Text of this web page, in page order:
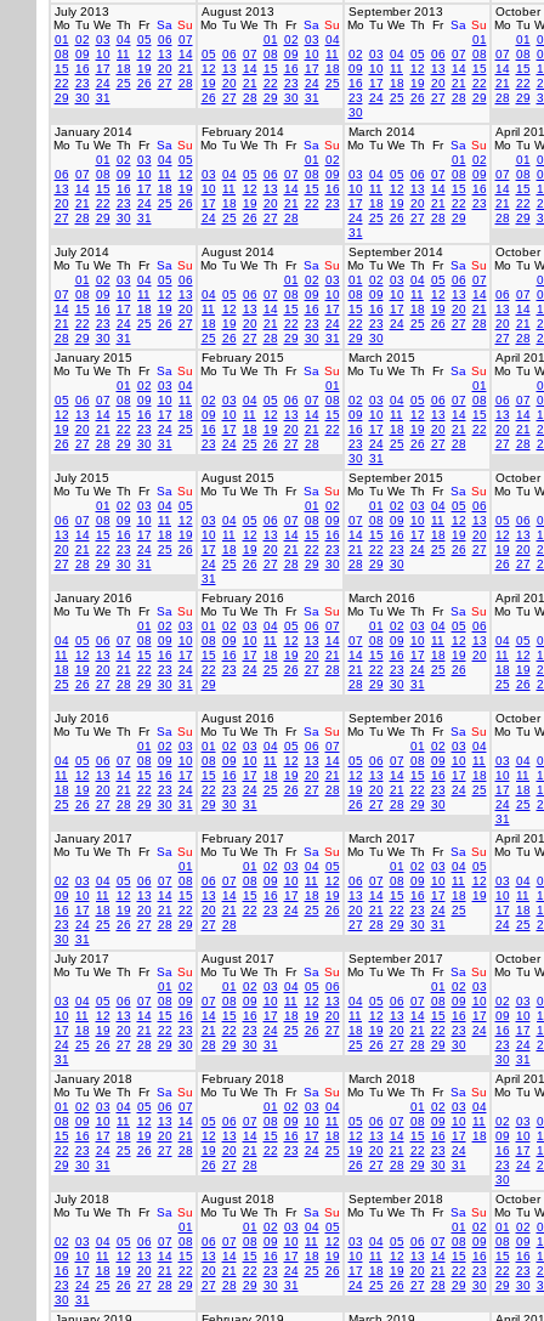
July 2013
Mo Tu We Th Fr Sa Su
01
02 03 04 05 06 07
08 09 10 11 12 13
14
15 16 17 18 19 20 21
22 23 24 25 26 27 28
29 30 31
August 2013
Mo Tu We Th Fr Sa Su
01
02 03 04
05 06 07 08 09 10 11
12
13 14 15 16 17
18
19 20 21 22 23 24 25
26 27 28 29 30 31
September 2013
Mo Tu We Th Fr Sa Su
01
02 03 04 05 06 07 08
09
10 11 12 13 14 15
16
17 18 19 20 21
22
23 24 25 26 27 28 29
30
October
Mo Tu
01
07 08
14 15
21
22
28 29
January 2014
Mo Tu We Th Fr Sa Su
01
02 03 04 05
06 07 08 09 10 11
12
13
14 15 16 17 18
19
20 21 22 23 24 25 26
27 28 29 30 31
February 2014
Mo Tu We Th Fr Sa Su
01
02
03 04 05 06 07 08 09
10 11 12 13 14 15 16
17
18 19 20 21 22 23
24 25 26 27 28
March 2014
Mo Tu We Th Fr Sa Su
01
02
03 04 05 06 07 08 09
10 11 12 13 14 15 16
17
18 19 20 21 22 23
24 25 26 27 28 29
31
April
Mo Tu
01
07 08
14 15
21
22
28 29
July 2014
Mo Tu We Th Fr Sa Su
01
02 03 04 05 06
07 08 09 10 11 12
13
14 15 16 17 18 19 20
21
22 23 24 25 26 27
28 29 30 31
August 2014
Mo Tu We Th Fr Sa Su
01
02 03
04 05 06 07 08 09
10
11
12 13 14 15 16
17
18
19 20 21 22 23 24
25 26 27 28 29 30 31
September 2014
Mo Tu We Th Fr Sa Su
01
02 03 04 05 06 07
08 09 10 11 12 13
14
15 16 17 18 19 20 21
22 23 24 25 26 27 28
29 30
October
Mo Tu
06 07
13
14
20 21
27 28
January 2015
Mo Tu We Th Fr Sa Su
01
02 03 04
05 06 07 08 09 10 11
12
13 14 15 16 17
18
19 20 21 22 23 24 25
26 27 28 29 30 31
February 2015
Mo Tu We Th Fr Sa Su
01
02 03 04 05 06 07 08
09
10 11 12 13 14 15
16
17 18 19 20 21
22
23 24 25 26 27 28
March 2015
Mo Tu We Th Fr Sa Su
01
02 03 04 05 06 07 08
09
10 11 12 13 14 15
16
17 18 19 20 21
22
23 24 25 26 27 28
30 31
April
Mo Tu
06 07
13
14
20 21
27 28
July 2015
Mo Tu We Th Fr Sa Su
01
02 03 04 05
06 07 08 09 10 11
12
13
14 15 16 17 18
19
20 21 22 23 24 25 26
27 28 29 30 31
August 2015
Mo Tu We Th Fr Sa Su
01
02
03 04 05 06 07 08 09
10 11 12 13 14 15 16
17
18 19 20 21 22 23
24 25 26 27 28 29 30
31
September 2015
Mo Tu We Th Fr Sa Su
01
02 03 04 05 06
07 08 09 10 11 12
13
14 15 16 17 18 19 20
21
22 23 24 25 26 27
28 29 30
October
Mo Tu
05 06
12
13
19 20
26 27
January 2016
Mo Tu We Th Fr Sa Su
01
02 03
04 05 06 07 08 09
10
11
12 13 14 15 16
17
18
19 20 21 22 23 24
25 26 27 28 29 30 31
February 2016
Mo Tu We Th Fr Sa Su
01
02 03 04 05 06 07
08 09 10 11 12 13
14
15 16 17 18 19 20 21
22 23 24 25 26 27 28
29
March 2016
Mo Tu We Th Fr Sa Su
01
02 03 04 05 06
07 08 09 10 11 12
13
14 15 16 17 18 19 20
21
22 23 24 25 26
28 29 30 31
April
Mo Tu
04 05
11
12
18
19
25 26
July 2016
Mo Tu We Th Fr Sa Su
01
02 03
04 05 06 07 08 09
10
11
12 13 14 15 16
17
18
19 20 21 22 23 24
25 26 27 28 29 30 31
August 2016
Mo Tu We Th Fr Sa Su
01
02 03 04 05 06 07
08 09 10 11 12 13
14
15 16 17 18 19 20 21
22 23 24 25 26 27 28
29 30 31
September 2016
Mo Tu We Th Fr Sa Su
01
02 03 04
05 06 07 08 09 10 11
12
13 14 15 16 17
18
19 20 21 22 23 24 25
26 27 28 29 30
October
Mo Tu
03 04
10 11
17
18
24 25
31
January 2017
Mo Tu We Th Fr Sa Su
01
02 03 04 05 06 07 08
09
10 11 12 13 14 15
16
17 18 19 20 21
22
23 24 25 26 27 28 29
30 31
February 2017
Mo Tu We Th Fr Sa Su
01
02 03 04 05
06 07 08 09 10 11
12
13
14 15 16 17 18
19
20 21 22 23 24 25 26
27 28
March 2017
Mo Tu We Th Fr Sa Su
01
02 03 04 05
06 07 08 09 10 11
12
13
14 15 16 17 18
19
20 21 22 23 24 25
27 28 29 30 31
April
Mo Tu
03 04
10 11
17
18
24 25
July 2017
Mo Tu We Th Fr Sa Su
01
02
03 04 05 06 07 08 09
10 11 12 13 14 15 16
17
18 19 20 21 22 23
24 25 26 27 28 29 30
31
August 2017
Mo Tu We Th Fr Sa Su
01
02 03 04 05 06
07 08 09 10 11 12
13
14 15 16 17 18 19 20
21
22 23 24 25 26 27
28 29 30 31
September 2017
Mo Tu We Th Fr Sa Su
01
02 03
04 05 06 07 08 09
10
11
12 13 14 15 16
17
18
19 20 21 22 23 24
25 26 27 28 29 30
October
Mo Tu
02 03
09
10
16
17
23 24
30 31
January 2018
Mo Tu We Th Fr Sa Su
01
02 03 04 05 06 07
08 09 10 11 12 13
14
15 16 17 18 19 20 21
22 23 24 25 26 27 28
29 30 31
February 2018
Mo Tu We Th Fr Sa Su
01
02 03 04
05 06 07 08 09 10 11
12
13 14 15 16 17
18
19 20 21 22 23 24 25
26 27 28
March 2018
Mo Tu We Th Fr Sa Su
01
02 03 04
05 06 07 08 09 10 11
12
13 14 15 16 17
18
19 20 21 22 23 24
26 27 28 29 30 31
April
Mo Tu
02 03
09
10
16
17
23 24
30
July 2018
Mo Tu We Th Fr Sa Su
01
02 03 04 05 06 07 08
09
10 11 12 13 14 15
16
17 18 19 20 21
22
23 24 25 26 27 28 29
30 31
August 2018
Mo Tu We Th Fr Sa Su
01
02 03 04 05
06 07 08 09 10 11
12
13
14 15 16 17 18
19
20 21 22 23 24 25 26
27 28 29 30 31
September 2018
Mo Tu We Th Fr Sa Su
01
02
03 04 05 06 07 08 09
10 11 12 13 14 15 16
17
18 19 20 21 22 23
24 25 26 27 28 29 30
October
Mo Tu
01
02
08 09
15 16
22 23
29 30